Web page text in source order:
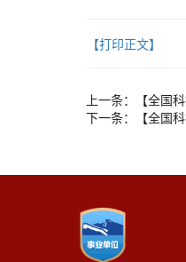
【打印正文】
上一条：
【全国
下一条：
【全国